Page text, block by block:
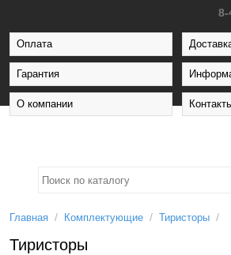
8-
Оплата
Гарантия
О компании
Главная / Комплектующие / Тиристоры /
Тиристоры